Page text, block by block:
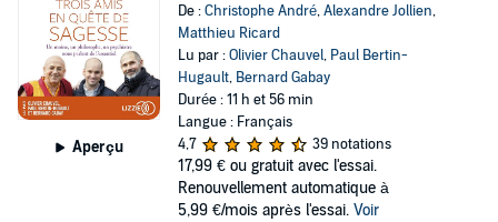
Aperçu
De :Christophe André,Alexandre Jollien,
Matthieu Ricard
Lu par :Olivier Chauvel, Paul Bertin-
Hugault, Bernard Gabay
Durée : 11 h et 56 min
Langue : Français
4,7
39 notations
17,99 € ou gratuit avec l'essai.
Renouvellement automatique à
5,99 €/mois après l'essai. Voir